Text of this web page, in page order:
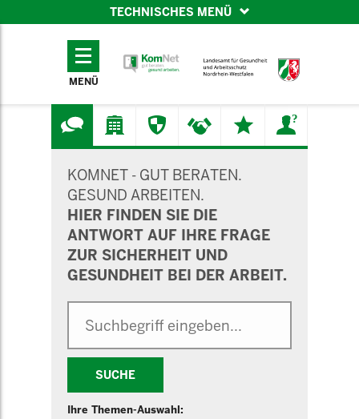
TECHNISCHES MENÜ
TECHNISCHES
MENÜ
KOMNET - GUT BERATEN.
GESUND ARBEITEN.
HIER FINDEN SIE DIE
ANTWORT AUF IHRE FRAGE
ZUR SICHERHEIT UND
GESUNDHEIT BEI DER ARBEIT.
SUCHE
Ihre Themen-Auswahl: